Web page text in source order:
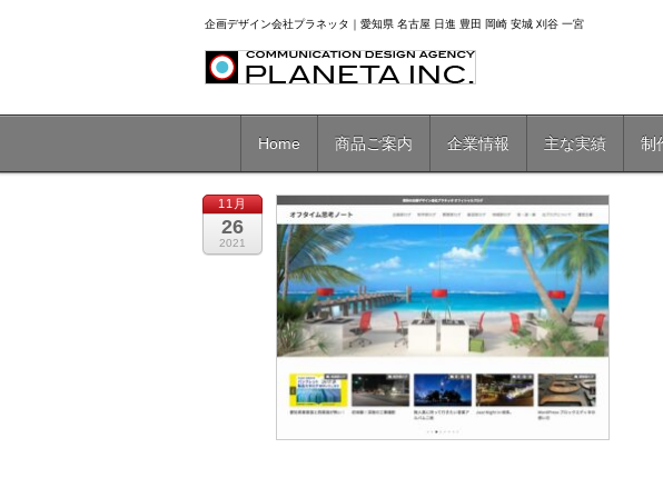
企画デザイン会社プラネッタ｜愛知県 名古屋 日進 豊田 岡崎 安城 刈谷 一宮
Home 商品ご案内 企業情報 主な実績 制
11月
26
2021